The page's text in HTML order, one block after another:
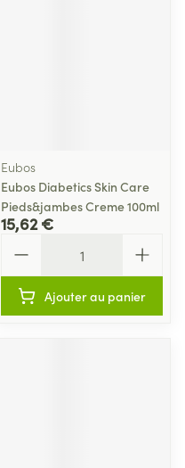
Eubos
Eubos Diabetics Skin Care
Pieds&jambes Creme 100ml
15,62 €
Ajouter au panier